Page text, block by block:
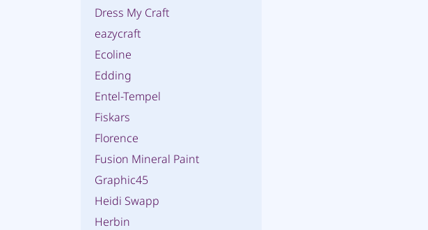
Dress My Craft
eazycraft
Ecoline
Edding
Entel-Tempel
Fiskars
Florence
Fusion Mineral Paint
Graphic45
Heidi Swapp
Herbin